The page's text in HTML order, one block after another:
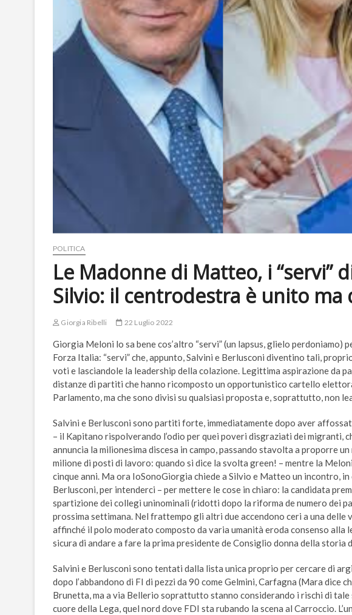
POLITICA
Le Madonne di Matteo, i “servi”
Silvio: il centrodestra è unito ma
Giorgia Ribelli 22 Luglio 2022
Giorgia Meloni lo sa bene cos’altro “servi” (un lapsus, glielo
Forza Italia: “servi” che, appunto, Salvini e Berlusconi diventino tali,
voti e lasciandole la leadership della colazione. Legittima aspirazione da
distanze di partiti che hanno ricomposto un opportunistico cartello
Parlamento, ma che sono divisi su qualsiasi proposta e, soprattutto, non
Salvini e Berlusconi sono partiti forte, immediatamente dopo aver
– il Kapitano rispolverando l’odio per quei poveri disgraziati dei migranti,
annuncia la milionesima discesa in campo, passando stavolta a proporre
milione di posti di lavoro: quando si dice la svolta green! – mentre la
cinque anni. Ma ora IoSonoGiorgia chiede a Silvio e Matteo un incontro,
Berlusconi, per intenderci – per mettere le cose in chiaro: la candidata
spartizione dei collegi uninominali (ridotti dopo la riforma de numero dei
prossima settimana. Nel frattempo gli altri due accendono ceri a una delle
affinché il polo moderato composto da varia umanità eroda consenso alla
sicura di andare a fare la prima presidente de Consiglio donna della storia
Salvini e Berlusconi sono tentati dalla lista unica proprio per cercare di
dopo l’abbandono di FI di pezzi da 90 come Gelmini, Carfagna (Mara dice
Brunetta, ma a via Bellerio soprattutto stanno considerando i rischi di tale
cuore della Lega, quel nord dove FDI sta rubando la scena al Carroccio.